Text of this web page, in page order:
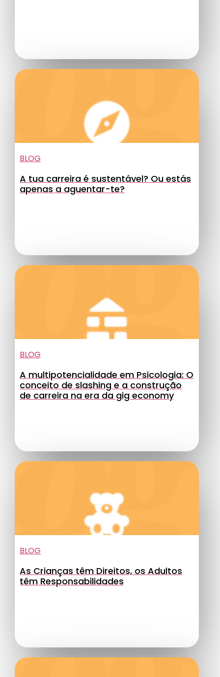
BLOG
A tua carreira é sustentável? Ou estás
apenas a aguentar-te?
BLOG
A multipotencialidade em Psicologia: O
conceito de slashing e a construção
de carreira na era da gig economy
BLOG
As Crianças têm Direitos, os Adultos
têm Responsabilidades